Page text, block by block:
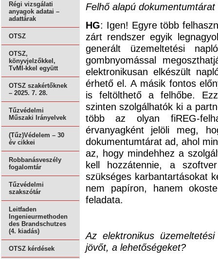
Régi vizsgálati
anyagok adatai –
adattárak
OTSZ
OTSZ,
könyvjelzőkkel,
TvMI-kkel együtt
OTSZ szakértőknek
– 2025. 7. 28.
Tűzvédelmi
Műszaki Irányelvek
(Tűz)Védelem – 30
év cikkei
Robbanásveszély
fogalomtár
Tűzvédelmi
szakszótár
Leitfaden
Ingenieurmethoden
des Brandschutzes
(4. kiadás)
OTSZ kérdések
Felhő alapú
HG: Igen! Egyre több
zárt rendszer egyik
generált üzemeltetési
gombnyomással
elektronikusan elkészült
érhető el. A másik fontos
is feltölthető a felhőbe.
szinten szolgálhatók ki a
több az olyan fiREG-
érvanyagként jelöli meg,
dokumentumtárat ad, ahol
az, hogy mindehhez a
kell hozzátennie, a
szükséges karbantartásokat
nem papíron, hanem
feladata.
Az elektronikus
jövőt, a lehetőségeket?